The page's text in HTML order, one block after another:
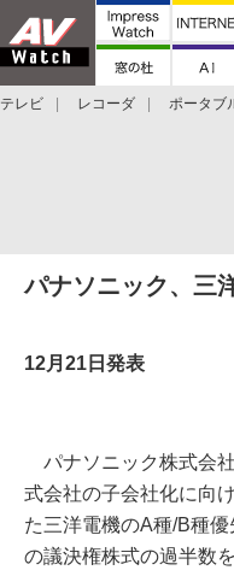
テレビ レコーダ ポータブ
パナソニック、三
12月21日発表
パナソニック株式会
式会社の子会社化に向
た三洋電機のA種/B種
の議決権株式の過半数